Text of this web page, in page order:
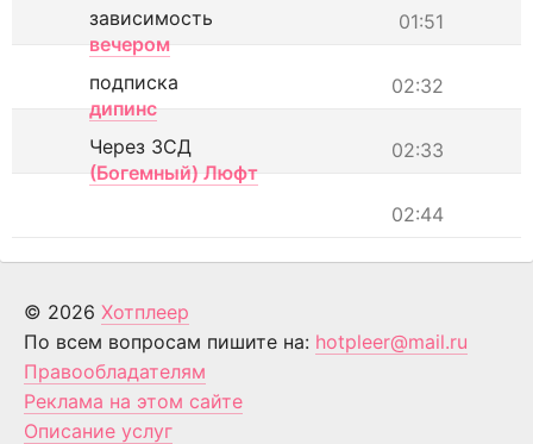
01:51
зависимость
вечером
02:32
подписка
дипинс
02:33
Через ЗСД
(Богемный) Люфт
02:44
© 2026 Хотплеер
По всем вопросам пишите на: hotpleer@mail.ru
Правообладателям
Реклама на этом сайте
Описание услуг